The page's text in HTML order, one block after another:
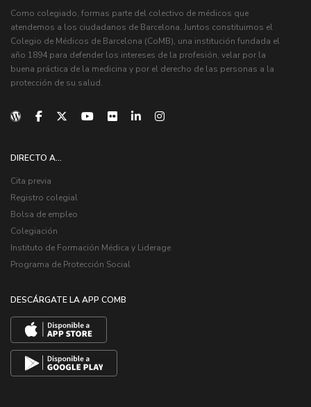
Como colegiado, formas parte del colectivo de médicos que
atendemos a los ciudadanos de Barcelona. Juntos constituimos el
Colegio de Médicos de Barcelona (CoMB), una institución fundada el
año 1894 para defender los intereses de la profesión, velar por la
buena práctica de la medicina y por el derecho de las personas a la
protección de su salud.
DIRECTO A...
Cita previa
Registro colegial
Bolsa de empleo
Colegiación
Instituto de Formación Médica y Liderage
Programa de Protección Social
DESCÁRGATE LA APP COMB